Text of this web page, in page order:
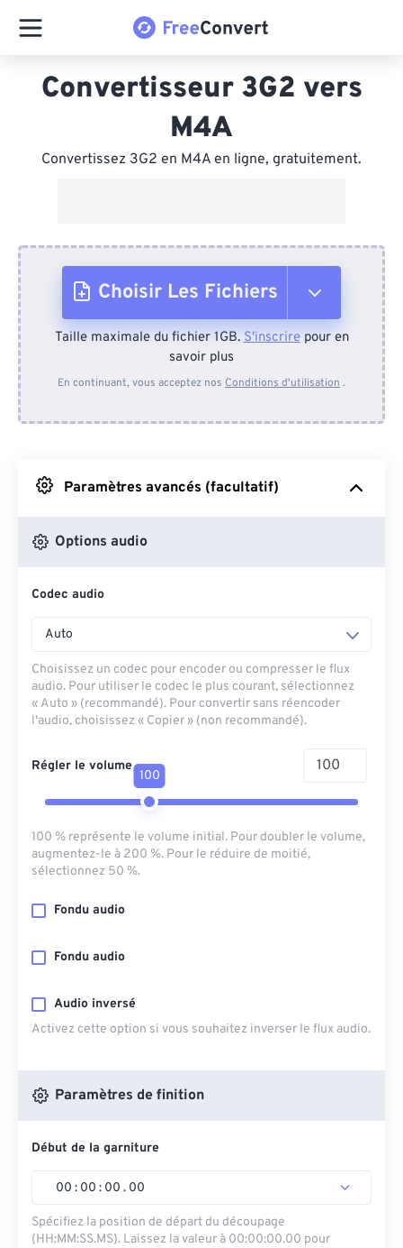
Convertisseur 3G2 vers
M4A
Convertissez 3G2 en M4A en ligne, gratuitement.
Choisir Les Fichiers
Depuis l'appareil
Depuis Google Drive
Depuis OneDrive
Taille maximale du fichier 1GB.S'inscrirepour en
savoir plus
En continuant, vous acceptez nos Conditions d'utilisation .
Paramètres avancés (facultatif)
Options audio
Codec audio
Auto
Choisissez un codec pour encoder ou compresser le flux
audio. Pour utiliser le codec le plus courant, sélectionnez
« Auto » (recommandé). Pour convertir sans réencoder
l'audio, choisissez « Copier » (non recommandé).
Régler le volume
100
100 % représente le volume initial. Pour doubler le volume,
augmentez-le à 200 %. Pour le réduire de moitié,
sélectionnez 50 %.
Fondu audio
Fondu audio
Audio inversé
Activez cette option si vous souhaitez inverser le flux audio.
Paramètres de finition
Début de la garniture
00 : 00 : 00 . 00
Spécifiez la position de départ du découpage
(HH:MM:SS.MS). Laissez la valeur à 00:00:00.00 pour